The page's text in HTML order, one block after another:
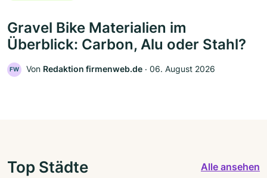
Gravel Bike Materialien im
Überblick: Carbon, Alu oder Stahl?
FW Von Redaktion firmenweb.de ‧ 06. August 2026
Top Städte Alle ansehen